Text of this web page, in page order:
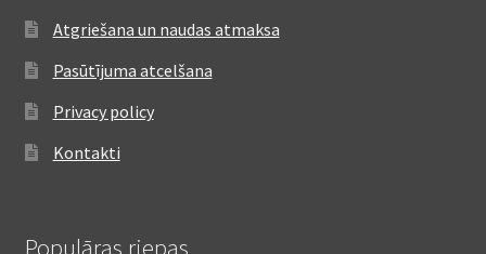
Atgriešana un naudas atmaksa
Pasūtījuma atcelšana
Privacy policy
Kontakti
Populāras riepas